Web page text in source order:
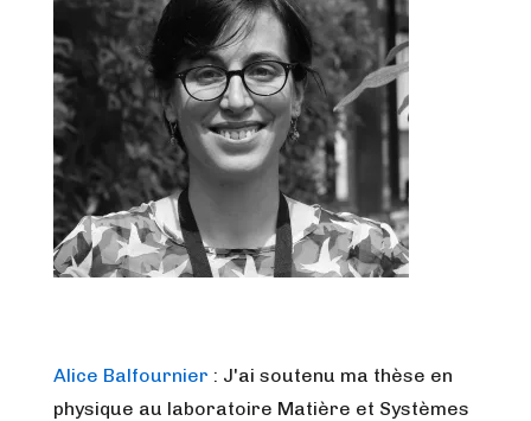
Alice Balfournier : J'ai soutenu ma thèse en
physique au laboratoire Matière et Systèmes